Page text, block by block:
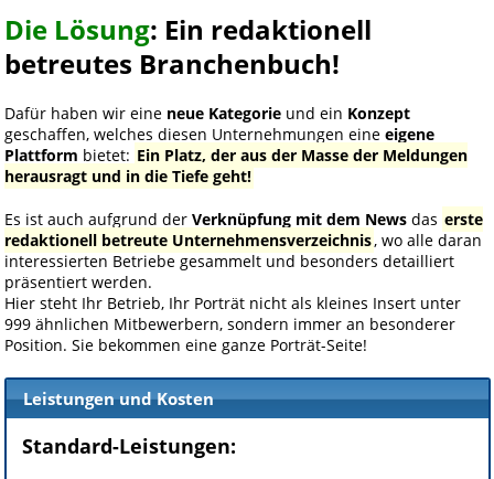
Die Lösung: Ein redaktionell
betreutes Branchenbuch!
Dafür haben wir eine neue Kategorieund ein Konzept
geschaffen, welches diesen Unternehmungen eine eigene
Plattform bietet: Ein Platz, der aus der Masse der Meldungen
herausragt und in die Tiefe geht!
Es ist auch aufgrund der Verknüpfung mit dem Newsdas erste
redaktionell betreute Unternehmensverzeichnis, wo alle daran
interessierten Betriebe gesammelt und besonders detailliert
präsentiert werden.
Hier steht Ihr Betrieb, Ihr Porträt nicht als kleines Insert unter
999 ähnlichen Mitbewerbern, sondern immer an besonderer
Position. Sie bekommen eine ganze Porträt-Seite!
Leistungen und Kosten
Standard-Leistungen: